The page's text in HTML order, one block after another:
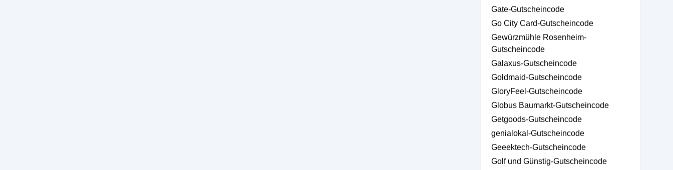
Gate-Gutscheincode
Go City Card-Gutscheincode
Gewürzmühle Rosenheim-
Gutscheincode
Galaxus-Gutscheincode
Goldmaid-Gutscheincode
GloryFeel-Gutscheincode
Globus Baumarkt-Gutscheincode
Getgoods-Gutscheincode
genialokal-Gutscheincode
Geeektech-Gutscheincode
Golf und Günstig-Gutscheincode